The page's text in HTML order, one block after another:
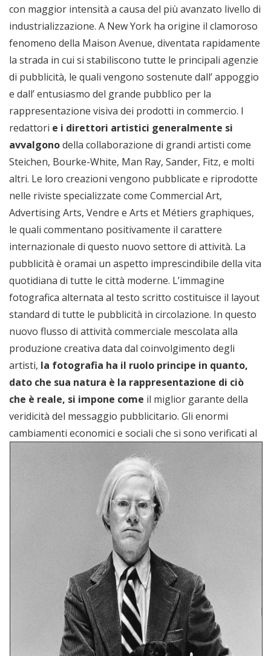
con maggior intensità a causa del più avanzato livello di
industrializzazione. A New York ha origine il clamoroso
fenomeno della Maison Avenue, diventata rapidamente
la strada in cui si stabiliscono tutte le principali agenzie
di pubblicità, le quali vengono sostenute dall’ appoggio
e dall’ entusiasmo del grande pubblico per la
rappresentazione visiva dei prodotti in commercio. I
redattori e i direttori artistici generalmente si
avvalgonodella collaborazione di grandi artisti come
Steichen, Bourke-White, Man Ray, Sander, Fitz, e molti
altri. Le loro creazioni vengono pubblicate e riprodotte
nelle riviste specializzate come Commercial Art,
Advertising Arts, Vendre e Arts et Métiers graphiques,
le quali commentano positivamente il carattere
internazionale di questo nuovo settore di attività. La
pubblicità è oramai un aspetto imprescindibile della vita
quotidiana di tutte le città moderne. L’immagine
fotografica alternata al testo scritto costituisce il layout
standard di tutte le pubblicità in circolazione. In questo
nuovo flusso di attività commerciale mescolata alla
produzione creativa data dal coinvolgimento degli
artisti, la fotografia ha il ruolo principe in quanto,
dato che sua natura è la rappresentazione di ciò
che è reale, si impone come il miglior garante della
veridicità del messaggio pubblicitario. Gli enormi
cambiamenti economici e sociali che si sono verificati al